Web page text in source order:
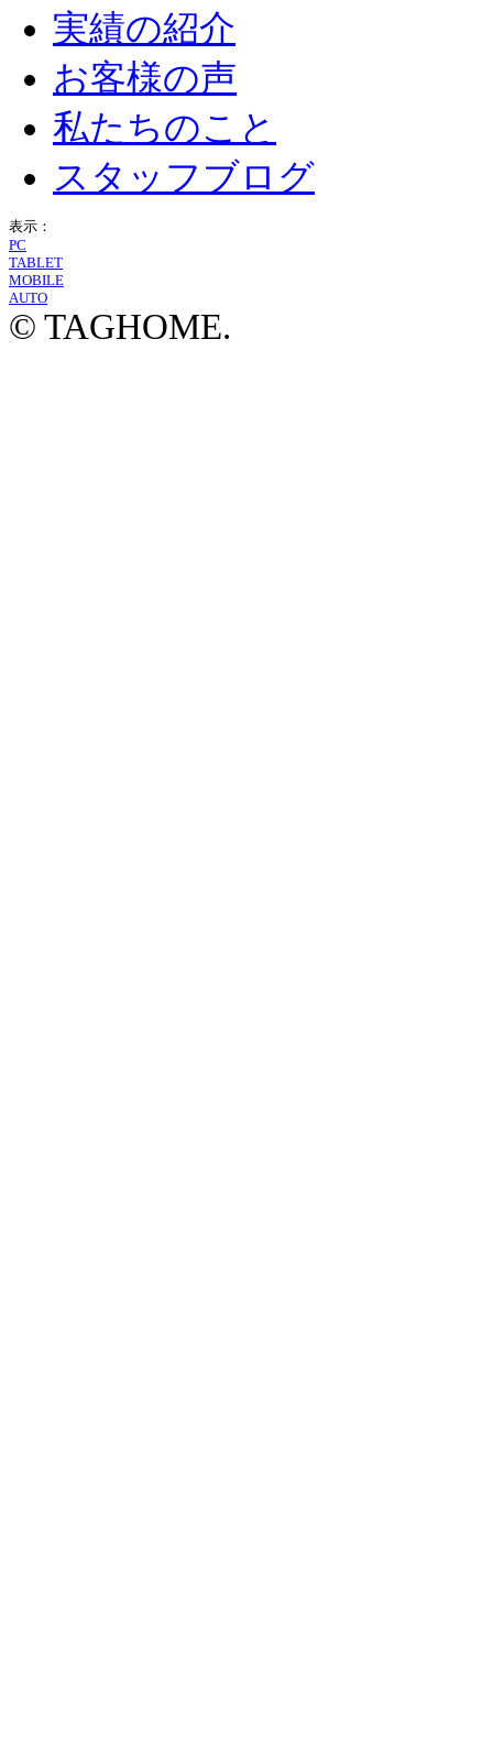
実績の紹介
お客様の声
私たちのこと
スタッフブログ
表示：
PC
TABLET
MOBILE
AUTO
© TAGHOME.